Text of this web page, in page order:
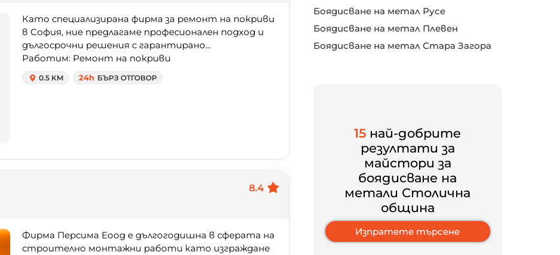
Като специализирана фирма за ремонт на покриви
в София, ние предлагаме професионален подход и
дългосрочни решения с гарантирано...
Работим: Ремонт на покриви
0.5 KM 24h БЪРЗ ОТГОВОР
8.4
Фирма Персима Еоод е дългогодишна в сферата на
строително монтажни работи като изграждане
Боядисване на метал Русе
Боядисване на метал Плевен
Боядисване на метал Стара Загора
15 най-добрите
резултати за
майстори за
боядисване на
метали Столична
община